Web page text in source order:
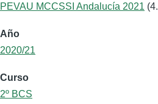
PEVAU MCCSSI Andalucía 2021
Año
2020/21
Curso
2º BCS